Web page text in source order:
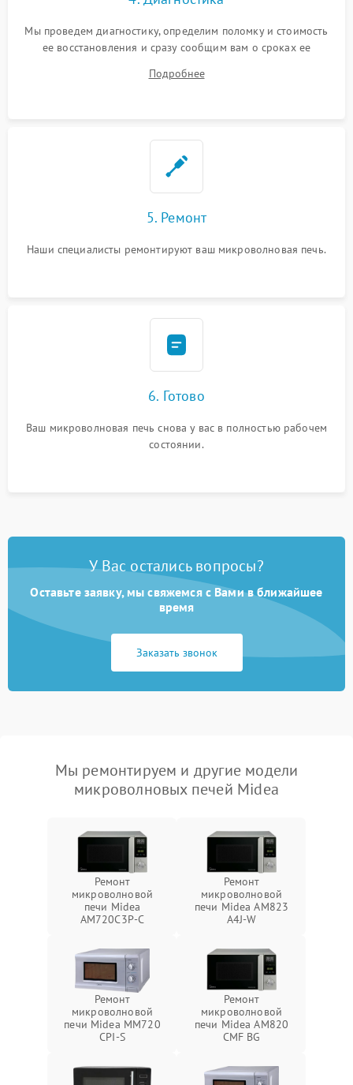
Мы проведем диагностику, определим поломку и стоимость
ее восстановления и сразу сообщим вам о сроках ее
Подробнее
5. Ремонт
Наши специалисты ремонтируют ваш микроволновая печь.
6. Готово
Ваш микроволновая печь снова у вас в полностью рабочем
состоянии.
У Вас остались вопросы?
Оставьте заявку, мы свяжемся с Вами в ближайшее
время
Заказать звонок
Мы ремонтируем и другие модели
микроволновых печей Midea
Ремонт
микроволновой
печи Midea
AM720C3P-C
Ремонт
микроволновой
печи Midea AM823
A4J-W
Ремонт
микроволновой
печи Midea MM720
CPI-S
Ремонт
микроволновой
печи Midea AM820
CMF BG